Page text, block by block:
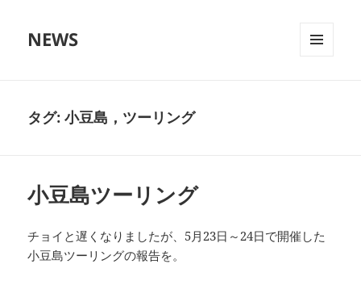
NEWS
タグ:小豆島，ツーリング
小豆島ツーリング
チョイと遅くなりましたが、5月23日～24日で開催した
小豆島ツーリングの報告を。